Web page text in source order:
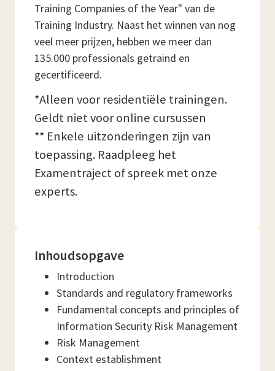
Training Companies of the Year" van de
Training Industry. Naast het winnen van nog
veel meer prijzen, hebben we meer dan
135.000 professionals getraind en
gecertificeerd.
*Alleen voor residentiële trainingen.
Geldt niet voor online cursussen
** Enkele uitzonderingen zijn van
toepassing. Raadpleeg het
Examentraject of spreek met onze
experts.
Inhoudsopgave
Introduction
Standards and regulatory frameworks
Fundamental concepts and principles of
Information Security Risk Management
Risk Management
Context establishment